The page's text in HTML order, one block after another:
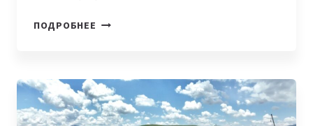
ПОДРОБНЕЕ В
ИЮНЯ
ПРОЙДЕТ
КРУПНЕЙШЕЕ